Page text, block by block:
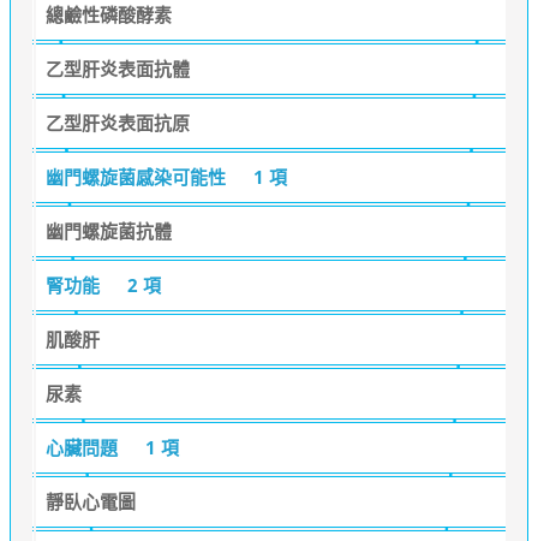
總鹼性磷酸酵素
乙型肝炎表面抗體
乙型肝炎表面抗原
幽門螺旋菌感染可能性 1 項
幽門螺旋菌抗體
腎功能 2 項
肌酸肝
尿素
心臟問題 1 項
靜臥心電圖